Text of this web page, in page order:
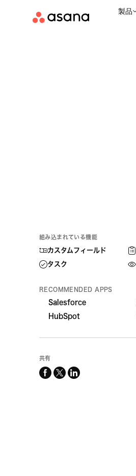
製品
組み込まれている機能
カスタムフィールド
タスク
RECOMMENDED APPS
Salesforce
HubSpot
共有
facebook
x-
linkedin